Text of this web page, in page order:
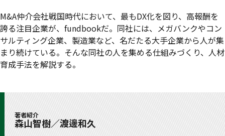
M&A仲介会社戦国時代において、最もDX化を図り、高報酬を
誇る注目企業が、fundbookだ。同社には、メガバンクやコン
サルティング企業、製造業など、名だたる大手企業から人が集
まり続けている。そんな同社の人を集める仕組みづくり、人材
育成手法を解説する。
著者紹介
森山智樹／渡邊和久